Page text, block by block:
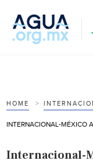
HOME
Internacional-